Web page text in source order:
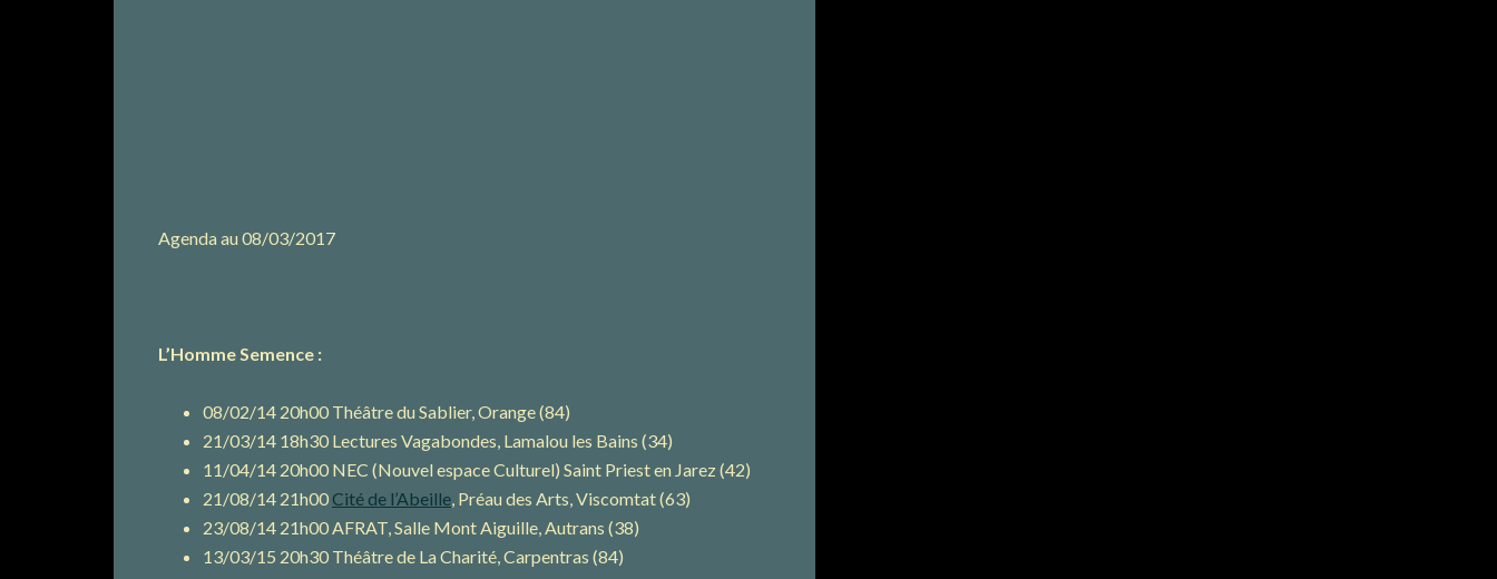
Agenda au 08/03/2017
L’Homme Semence :
08/02/14 20h00 Théâtre du Sablier, Orange (84)
21/03/14 18h30 Lectures Vagabondes, Lamalou les Bains (34)
11/04/14 20h00 NEC (Nouvel espace Culturel) Saint Priest en Jarez (42)
21/08/14 21h00 Cité de l’Abeille , Préau des Arts, Viscomtat (63)
23/08/14 21h00 AFRAT, Salle Mont Aiguille, Autrans (38)
13/03/15 20h30 Théâtre de La Charité, Carpentras (84)